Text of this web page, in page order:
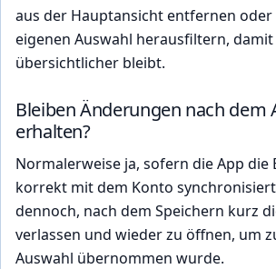
aus der Hauptansicht entfernen oder
eigenen Auswahl herausfiltern, damit
übersichtlicher bleibt.
Bleiben Änderungen nach dem
erhalten?
Normalerweise ja, sofern die App die
korrekt mit dem Konto
dennoch, nach dem Speichern kurz
verlassen und wieder zu öffnen, um
Auswahl übernommen wurde.